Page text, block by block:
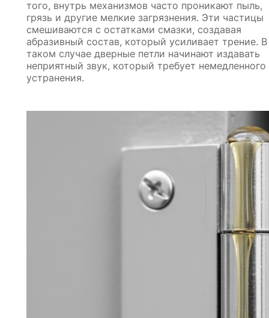
того, внутрь механизмов часто проникают пыль,
грязь и другие мелкие загрязнения. Эти частицы
смешиваются с остатками смазки, создавая
абразивный состав, который усиливает трение. В
таком случае дверные петли начинают издавать
неприятный звук, который требует немедленного
устранения.